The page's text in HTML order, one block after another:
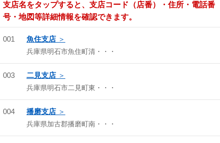
支店名をタップすると、支店コード（店番）・住所・電話番
号・地図等詳細情報を確認できます。
001 魚住支店
兵庫県明石市魚住町清・・・
003 二見支店
兵庫県明石市二見町東・・・
004 播磨支店
兵庫県加古郡播磨町南・・・